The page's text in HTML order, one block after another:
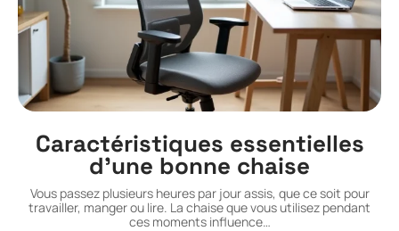
Caractéristiques essentielles
d’une bonne chaise
Vous passez plusieurs heures par jour assis, que ce soit pour
travailler, manger ou lire. La chaise que vous utilisez pendant
ces moments influence…